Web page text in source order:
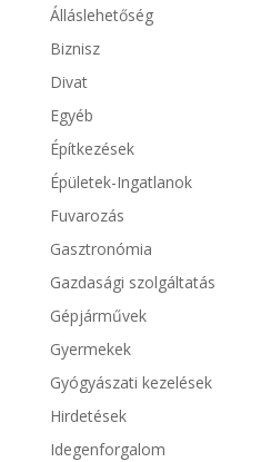
Álláslehetőség
Biznisz
Divat
Egyéb
Építkezések
Épületek-Ingatlanok
Fuvarozás
Gasztronómia
Gazdasági szolgáltatás
Gépjárművek
Gyermekek
Gyógyászati kezelések
Hirdetések
Idegenforgalom